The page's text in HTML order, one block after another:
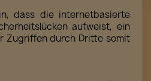
dass die internetbasierte
aufweist, ein
Zugriffen durch Dritte somit